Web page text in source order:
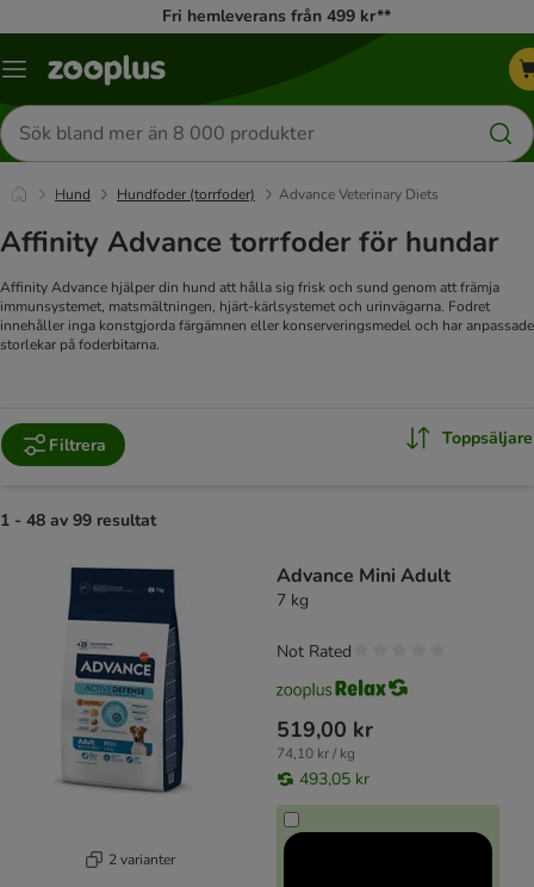
Fri hemleverans från 499 kr**
Katalogmeny
Sök
efter
produkter
Hund Hundfoder (torrfoder) Advance Veterinary Diets
Affinity Advance torrfoder för hundar
Affinity Advance hjälper din hund att hålla sig frisk och sund genom att främja
immunsystemet, matsmältningen, hjärt-kärlsystemet och urinvägarna. Fodret
innehåller inga konstgjorda färgämnen eller konserveringsmedel och har anpassade
storlekar på foderbitarna.
Filtrera Toppsäljare
1 - 48 av 99 resultat
2 varianter
Advance Mini Adult
7 kg
519,00 kr
74,10 kr / kg
493,05 kr
Not Rated